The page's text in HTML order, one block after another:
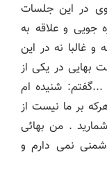
در این جلسات
جویی و علاقه به
غالبا نه در این
بهایی در یکی از
شنیده ام
بر ما نیست از
. من بهائی
نمی دارم و